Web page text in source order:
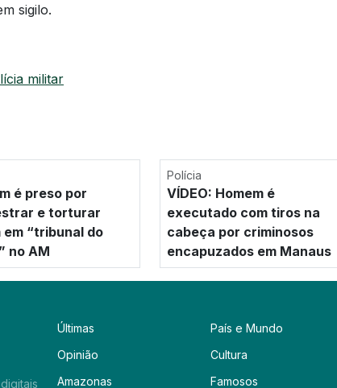
sigilo.
militar
é preso por
e torturar
em “tribunal do
no AM
Polícia
VÍDEO: Homem é
executado com tiros na
cabeça por criminosos
encapuzados em Manaus
Últimas
Opinião
Amazonas
País e Mundo
Cultura
Famosos